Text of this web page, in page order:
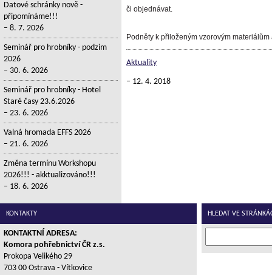
či objednávat.
Podněty k přiloženým vzorovým
Aktuality
12. 4. 2018
Datové schránky nově -
připomínáme!!!
8. 7. 2026
Seminář pro hrobníky - podzim
2026
30. 6. 2026
Seminář pro hrobníky - Hotel
Staré časy 23.6.2026
23. 6. 2026
Valná hromada EFFS 2026
21. 6. 2026
Změna termínu Workshopu
2026!!! - akktualizováno!!!
18. 6. 2026
KONTAKTY
KONTAKTNÍ ADRESA:
Komora pohřebnictví ČR z.s.
Prokopa Velikého 29
703 00 Ostrava - Vítkovice
HLEDAT VE